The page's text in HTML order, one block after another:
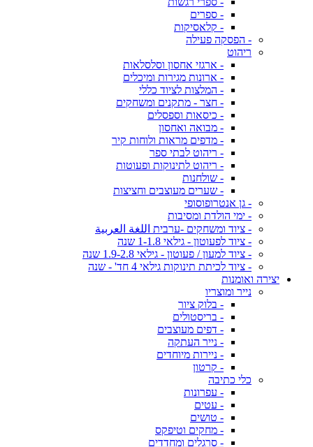
- ספרים
- קלאסיקות
- הפסקה פעילה
ריהוט
- ארגזי אחסון וסלסלאות
- ארונות מגירות ומיכלים
- המלצות לציוד כללי
- חצר - מתקנים ומשחקים
- כיסאות וספסלים
- מבואה ואחסון
- מדפים מראות ולוחות קיר
- ריהוט לבתי ספר
- ריהוט לתינוקות ופעוטות
- שולחנות
- שערים מעוצבים וחציצות
- גן אנטרופוסופי
- ימי הולדת ומסיבות
- ציוד ומשחקים -ערבית اللغة العربية
- ציוד לפעוטון - גילאי 1-1.8 שנה
- ציוד למעון / פעוטון - גילאי 1.9-2.8 שנה
- ציוד לכיתת תינוקות גילאי 4 חד' - שנה
יצירה ואומנות
נייר ומוצריו
- בלוק ציור
- בריסטולים
- דפים מעוצבים
- נייר העתקה
- ניירות מיוחדים
- קרטון
כלי כתיבה
- עפרונות
- עטים
- טושים
- מחקים וטיפקס
- סרגלים ומחדדים